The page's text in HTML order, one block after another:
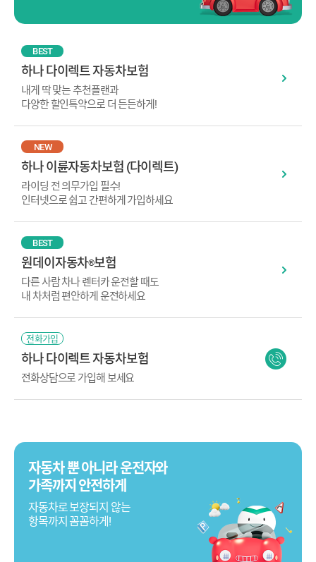
BEST
하나 다이렉트 자동차보험
내게 딱 맞는 추천플랜과
다양한 할인특약으로 더 든든하게!
NEW
하나 이륜자동차보험 (다이렉트)
라이딩 전 의무가입 필수!
인터넷으로 쉽고 간편하게 가입하세요
BEST
원데이자동차®보험
다른 사람 차나 렌터카 운전할 때도
내 차처럼 편안하게 운전하세요
전화가입
하나 다이렉트 자동차보험
전화상담으로 가입해 보세요
자동차 뿐 아니라 운전자와
가족까지 안전하게
자동차로 보장되지 않는
항목까지 꼼꼼하게!